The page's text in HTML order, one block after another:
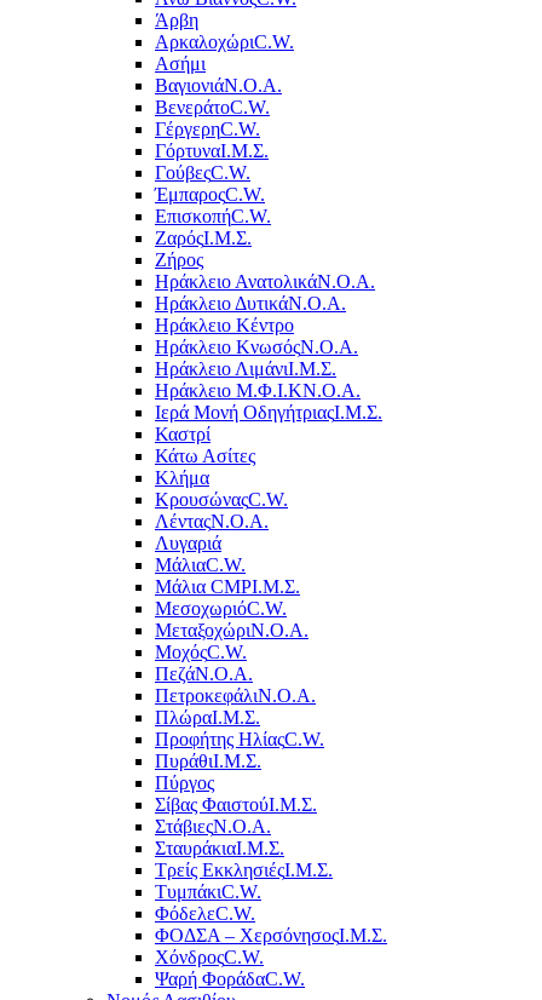
Άρβη
ΑρκαλοχώριC.W.
Ασήμι
ΒαγιονιάΝ.Ο.Α.
ΒενεράτοC.W.
ΓέργερηC.W.
ΓόρτυναΙ.Μ.Σ.
ΓούβεςC.W.
ΈμπαροςC.W.
ΕπισκοπήC.W.
ΖαρόςΙ.Μ.Σ.
Ζήρος
Ηράκλειο ΑνατολικάΝ.Ο.Α.
Ηράκλειο ΔυτικάΝ.Ο.Α.
Ηράκλειο Κέντρο
Ηράκλειο ΚνωσόςΝ.Ο.Α.
Ηράκλειο ΛιμάνιΙ.Μ.Σ.
Ηράκλειο Μ.Φ.Ι.ΚΝ.Ο.Α.
Ιερά Μονή ΟδηγήτριαςΙ.Μ.Σ.
Καστρί
Κάτω Ασίτες
Κλήμα
ΚρουσώναςC.W.
ΛένταςΝ.Ο.Α.
Λυγαριά
ΜάλιαC.W.
Μάλια CMPΙ.Μ.Σ.
ΜεσοχωριόC.W.
ΜεταξοχώριΝ.Ο.Α.
ΜοχόςC.W.
ΠεζάΝ.Ο.Α.
ΠετροκεφάλιΝ.Ο.Α.
ΠλώραΙ.Μ.Σ.
Προφήτης ΗλίαςC.W.
ΠυράθιΙ.Μ.Σ.
Πύργος
Σίβας ΦαιστούΙ.Μ.Σ.
ΣτάβιεςΝ.Ο.Α.
ΣταυράκιαΙ.Μ.Σ.
Τρείς ΕκκλησιέςΙ.Μ.Σ.
ΤυμπάκιC.W.
ΦόδελεC.W.
ΦΟΔΣΑ – ΧερσόνησοςΙ.Μ.Σ.
ΧόνδροςC.W.
Ψαρή ΦοράδαC.W.